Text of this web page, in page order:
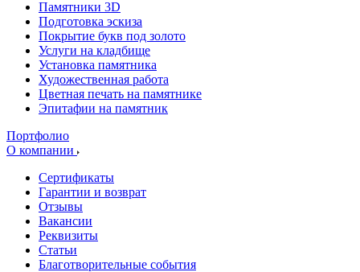
Памятники 3D
Подготовка эскиза
Покрытие букв под золото
Услуги на кладбище
Установка памятника
Художественная работа
Цветная печать на памятнике
Эпитафии на памятник
Портфолио
О компании
Сертификаты
Гарантии и возврат
Отзывы
Вакансии
Реквизиты
Статьи
Благотворительные события